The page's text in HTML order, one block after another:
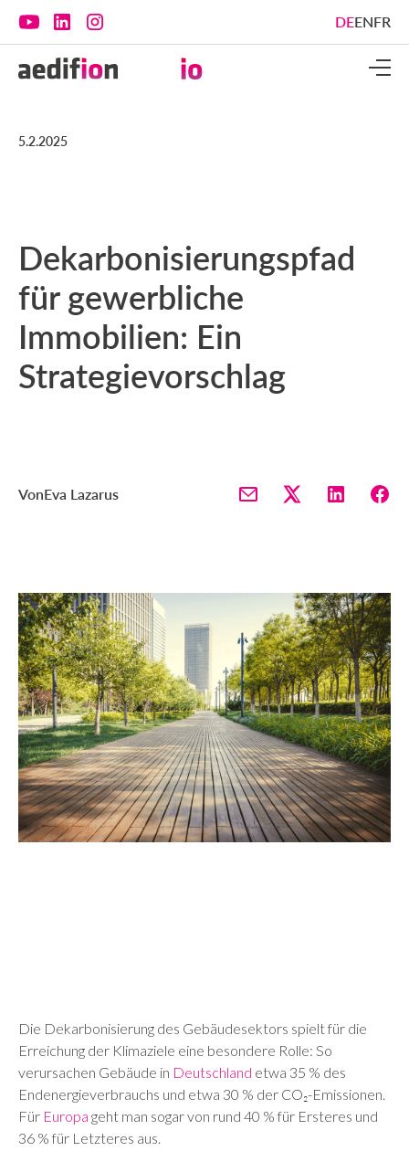
DEENFR
5.2.2025
Dekarbonisierungspfad
für gewerbliche
Immobilien: Ein
Strategievorschlag
VonEva Lazarus
Die Dekarbonisierung des Gebäudesektors spielt für die
Erreichung der Klimaziele eine besondere Rolle: So
verursachen Gebäude in Deutschland etwa 35 % des
Endenergieverbrauchs und etwa 30 % der CO₂-Emissionen.
Für Europa geht man sogar von rund 40 % für Ersteres und
36 % für Letzteres aus.